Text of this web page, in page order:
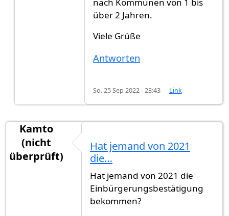
über 2 Jahren.
Viele Grüße
Antworten
So. 25 Sep 2022 - 23:43 Link
Kamto
(nicht
überprüft)
Hat jemand von 2021
die…
Hat jemand von 2021 die
Einbürgerungsbestätigung
bekommen?